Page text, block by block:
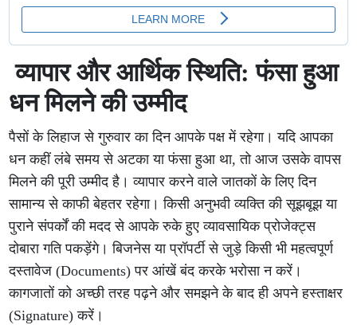
व्यापार और आर्थिक स्थिति: फंसा हुआ
धन मिलने की उम्मीद
पैसों के लिहाज से गुरुवार का दिन आपके पक्ष में रहेगा। यदि आपका
धन कहीं लंबे समय से अटका या फंसा हुआ था, तो आज उसके वापस
मिलने की पूरी उम्मीद है। व्यापार करने वाले जातकों के लिए दिन
सामान्य से काफी बेहतर रहेगा। किसी अनुभवी व्यक्ति की सूझबूझ या
पुराने संपर्कों की मदद से आपके रुके हुए व्यावसायिक प्रोजेक्ट्स
दोबारा गति पकड़ेंगे। बिजनेस या प्रॉपर्टी से जुड़े किसी भी महत्वपूर्ण
दस्तावेज (Documents) पर आंखें बंद करके भरोसा न करें।
कागजातों को अच्छी तरह पढ़ने और समझने के बाद ही अपने हस्ताक्षर
(Signature) करें।